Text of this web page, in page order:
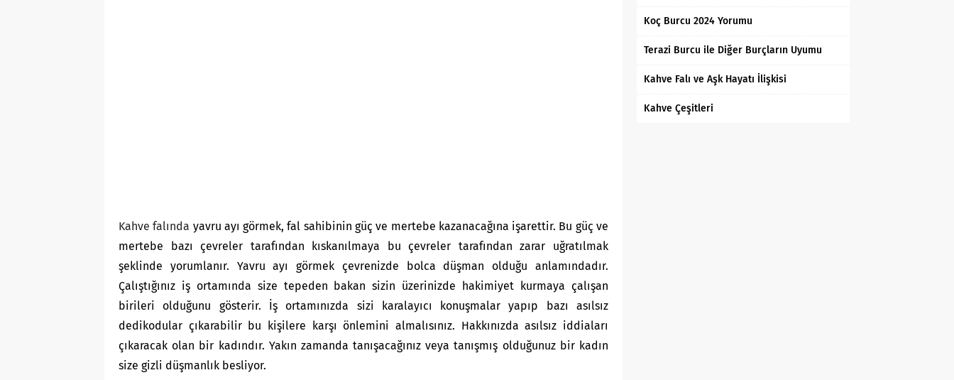
Kahve falında yavru ayı görmek, fal sahibinin güç ve mertebe kazanacağına işarettir. Bu güç ve
mertebe bazı çevreler tarafından kıskanılmaya bu çevreler tarafından zarar uğratılmak
şeklinde yorumlanır. Yavru ayı görmek çevrenizde bolca düşman olduğu anlamındadır.
Çalıştığınız iş ortamında size tepeden bakan sizin üzerinizde hakimiyet kurmaya çalışan
birileri olduğunu gösterir. İş ortamınızda sizi karalayıcı konuşmalar yapıp bazı asılsız
dedikodular çıkarabilir bu kişilere karşı önlemini almalısınız. Hakkınızda asılsız iddiaları
çıkaracak olan bir kadındır. Yakın zamanda tanışacağınız veya tanışmış olduğunuz bir kadın
size gizli düşmanlık besliyor.
Koç Burcu 2024 Yorumu
Terazi Burcu ile Diğer Burçların Uyumu
Kahve Falı ve Aşk Hayatı İlişkisi
Kahve Çeşitleri